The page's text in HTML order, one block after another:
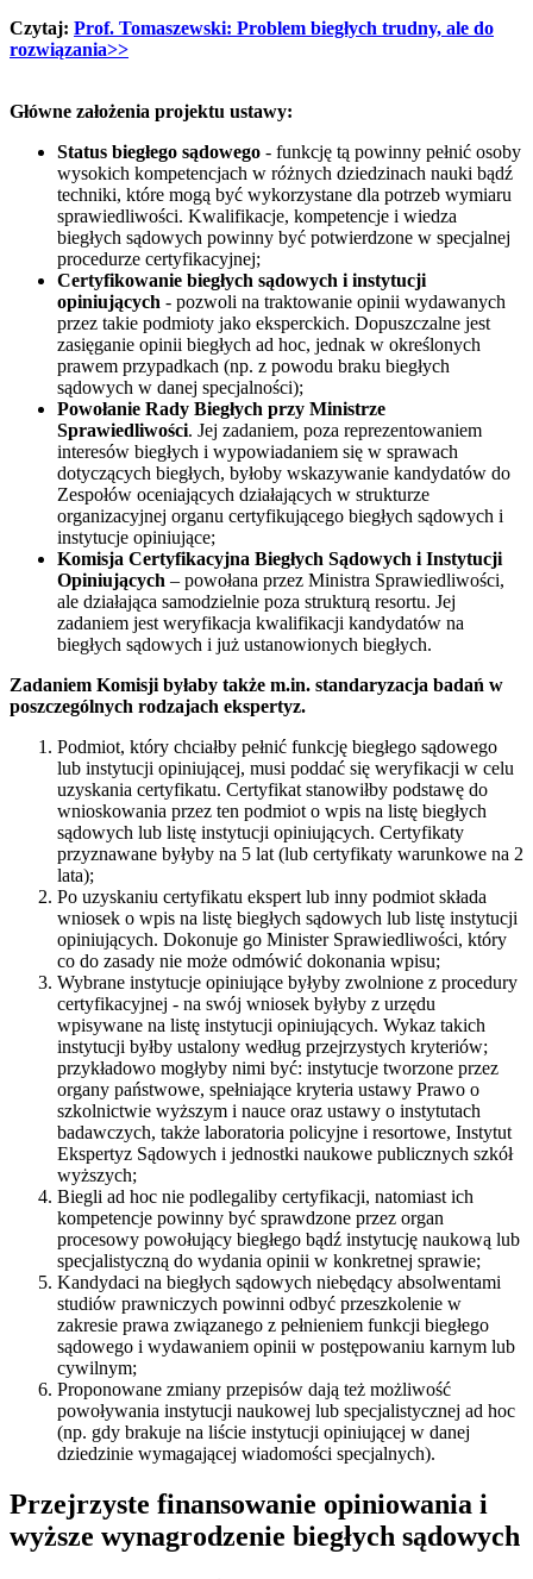
Czytaj: Prof. Tomaszewski: Problem biegłych trudny, ale do
rozwiązania>>
Główne założenia projektu ustawy:
Status biegłego sądowego - funkcję tą powinny pełnić osoby
wysokich kompetencjach w różnych dziedzinach nauki bądź
techniki, które mogą być wykorzystane dla potrzeb wymiaru
sprawiedliwości. Kwalifikacje, kompetencje i wiedza
biegłych sądowych powinny być potwierdzone w specjalnej
procedurze certyfikacyjnej;
Certyfikowanie biegłych sądowych i instytucji
opiniujących - pozwoli na traktowanie opinii wydawanych
przez takie podmioty jako eksperckich. Dopuszczalne jest
zasięganie opinii biegłych ad hoc, jednak w określonych
prawem przypadkach (np. z powodu braku biegłych
sądowych w danej specjalności);
Powołanie Rady Biegłych przy Ministrze
Sprawiedliwości. Jej zadaniem, poza reprezentowaniem
interesów biegłych i wypowiadaniem się w sprawach
dotyczących biegłych, byłoby wskazywanie kandydatów do
Zespołów oceniających działających w strukturze
organizacyjnej organu certyfikującego biegłych sądowych i
instytucje opiniujące;
Komisja Certyfikacyjna Biegłych Sądowych i Instytucji
Opiniujących – powołana przez Ministra Sprawiedliwości,
ale działająca samodzielnie poza strukturą resortu. Jej
zadaniem jest weryfikacja kwalifikacji kandydatów na
biegłych sądowych i już ustanowionych biegłych.
Zadaniem Komisji byłaby także m.in. standaryzacja badań w
poszczególnych rodzajach ekspertyz.
Podmiot, który chciałby pełnić funkcję biegłego sądowego
lub instytucji opiniującej, musi poddać się weryfikacji w celu
uzyskania certyfikatu. Certyfikat stanowiłby podstawę do
wnioskowania przez ten podmiot o wpis na listę biegłych
sądowych lub listę instytucji opiniujących. Certyfikaty
przyznawane byłyby na 5 lat (lub certyfikaty warunkowe na 2
lata);
Po uzyskaniu certyfikatu ekspert lub inny podmiot składa
wniosek o wpis na listę biegłych sądowych lub listę instytucji
opiniujących. Dokonuje go Minister Sprawiedliwości, który
co do zasady nie może odmówić dokonania wpisu;
Wybrane instytucje opiniujące byłyby zwolnione z procedury
certyfikacyjnej - na swój wniosek byłyby z urzędu
wpisywane na listę instytucji opiniujących. Wykaz takich
instytucji byłby ustalony według przejrzystych kryteriów;
przykładowo mogłyby nimi być: instytucje tworzone przez
organy państwowe, spełniające kryteria ustawy Prawo o
szkolnictwie wyższym i nauce oraz ustawy o instytutach
badawczych, także laboratoria policyjne i resortowe, Instytut
Ekspertyz Sądowych i jednostki naukowe publicznych szkół
wyższych;
Biegli ad hoc nie podlegaliby certyfikacji, natomiast ich
kompetencje powinny być sprawdzone przez organ
procesowy powołujący biegłego bądź instytucję naukową lub
specjalistyczną do wydania opinii w konkretnej sprawie;
Kandydaci na biegłych sądowych niebędący absolwentami
studiów prawniczych powinni odbyć przeszkolenie w
zakresie prawa związanego z pełnieniem funkcji biegłego
sądowego i wydawaniem opinii w postępowaniu karnym lub
cywilnym;
Proponowane zmiany przepisów dają też możliwość
powoływania instytucji naukowej lub specjalistycznej ad hoc
(np. gdy brakuje na liście instytucji opiniującej w danej
dziedzinie wymagającej wiadomości specjalnych).
Przejrzyste finansowanie opiniowania i
wyższe wynagrodzenie biegłych sądowych